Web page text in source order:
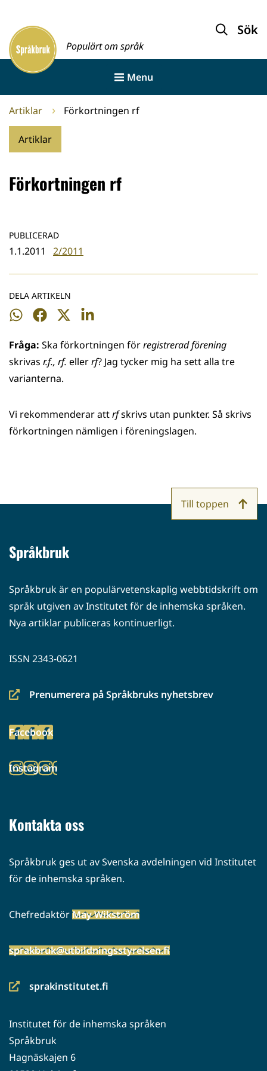
innehållet
Framsida
Populärt om språk
Sök
Menu
Artiklar Förkortningen rf
Artiklar
Förkortningen rf
PUBLICERAD
1.1.2011 2/2011
DELA ARTIKELN
Dela
WhatsApp
Dela
Facebook
Dela
Twitter
Dela
LinkedIn
Fråga: Ska förkortningen förregistrerad förening
skrivas r.f., rf. ellerrf? Jag tycker mig ha sett alla tre
varianterna.
Vi rekommenderar attrfskrivs utan punkter. Så skrivs
förkortningen nämligen i föreningslagen.
Språkbruk
Språkbruk är en populärvetenskaplig webbtidskrift om
språk utgiven av Institutet för de inhemska språken.
Nya artiklar publiceras kontinuerligt.
ISSN 2343-0621
Prenumerera på Språkbruks nyhetsbrev
(siirryt
palveluun)
Facebook
(siirryt
palveluun)
Instagram
(siirryt
Kontakta oss
Språkbruk ges ut av Svenska avdelningen vid Institutet
för de inhemska språken.
ChefredaktörMay Wikström
sprakbruk@utbildningsstyrelsen.fi
sprakinstitutet.fi
(siirryt
palveluun)
Institutet för de inhemska språken
Språkbruk
Hagnäskajen 6
Till toppen